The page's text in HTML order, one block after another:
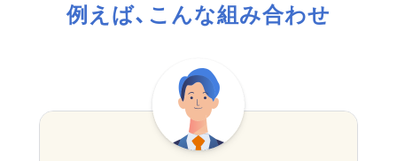
例えば、こんな組み合わせ